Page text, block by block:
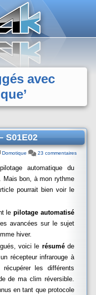
avec
S01E02
Domotique 23 commentaires
automatique du
Mais bon, à mon rythme
pourrait bien voir le
lepilotage automatisé
avancées sur le sujet
hiver.
voici le résuméde
récepteur infrarouge à
les différents
de ma clim réversible.
en tant que protocole